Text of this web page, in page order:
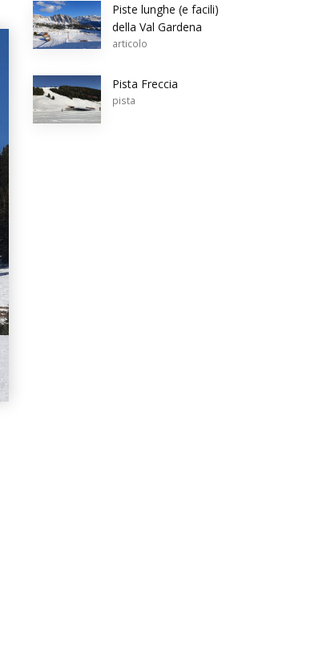
Piste lunghe (e facili)
della Val Gardena
articolo
Pista Freccia
pista